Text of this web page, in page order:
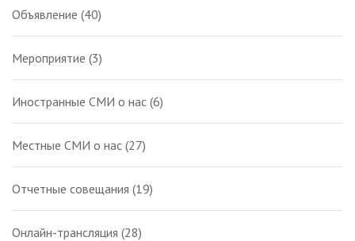
Объявление (40)
Мероприятие (3)
Иностранные СМИ о нас (6)
Местные СМИ о нас (27)
Отчетные совещания (19)
Онлайн-трансляция (28)